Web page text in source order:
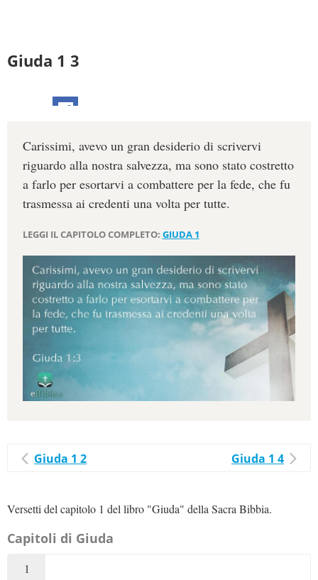
Giuda 1 3
Carissimi, avevo un gran desiderio di scrivervi
riguardo alla nostra salvezza, ma sono stato costretto
a farlo per esortarvi a combattere per la fede, che fu
trasmessa ai credenti una volta per tutte.
LEGGI IL CAPITOLO COMPLETO: GIUDA 1
Giuda 1 2 Giuda 1 4
Versetti del capitolo 1 del libro "Giuda" della Sacra Bibbia.
Capitoli di Giuda
1